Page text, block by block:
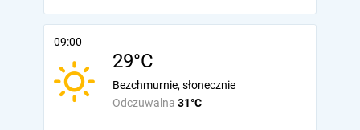
09:00
29°C
Odczuwalna 31°C
Bezchmurnie, słonecznie